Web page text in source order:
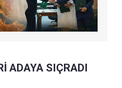
ADAYA SIÇRADI